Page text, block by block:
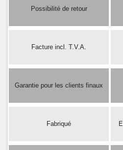
Possibilité de retour
Facture incl. T.V.A.
Garantie pour les clients finaux
Fabriqué